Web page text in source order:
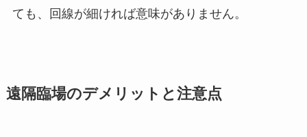
ても、回線が細ければ意味がありません。
遠隔臨場のデメリットと注意点